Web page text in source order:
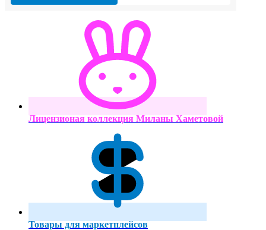
Лицензионая коллекция Миланы Хаметовой
Товары для маркетплейсов